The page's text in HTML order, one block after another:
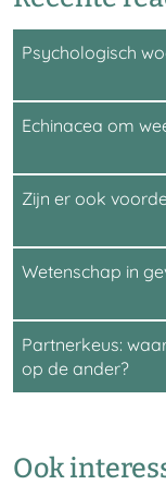
Psychologisch
Echinacea om
Zijn er ook
Wetenschap in
Partnerkeus:
op de ander?
Ook